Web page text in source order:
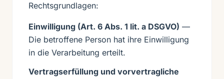
Rechtsgrundlagen:
Einwilligung (Art. 6 Abs. 1 lit. a DSGVO) —
Die betroffene Person hat ihre Einwilligung
in die Verarbeitung erteilt.
Vertragserfüllung und vorvertragliche